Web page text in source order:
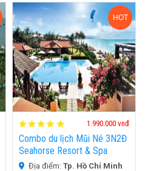
HOT
1.990.000 vnđ
Combo du lịch Mũi Né 3N2Đ
Seahorse Resort & Spa
Địa điểm: Tp. Hồ Chí Minh